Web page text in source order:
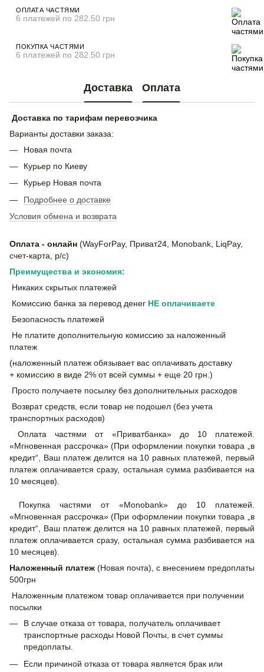
ОПЛАТА ЧАСТЯМИ
6 платежей по 282.50 грн
ПОКУПКА ЧАСТЯМИ
6 платежей по 282.50 грн
Доставка Оплата
Доставка по тарифам перевозчика
Варианты доставки заказа:
Новая почта
Курьер по Киеву
Курьер Новая почта
Подробнее о доставке
Условия обмена и возврата
Оплата - онлайн (WayForPay, Приват24, Monobank, LiqPay,
счет-карта, р/с)
Преимущества и экономия:
Никаких скрытых платежей
Комиссию банка за перевод денег НЕ оплачиваете
Безопасность платежей
Не платите дополнительную комиссию за наложенный
платеж
(наложенный платеж обязывает вас оплачивать доставку
+ комиссию в виде 2% от всей суммы + еще 20 грн.)
Просто получаете посылку без дополнительных расходов
Возврат средств, если товар не подошел (без учета
транспортных расходов)
Оплата частями от «Приватбанка» до 10 платежей.
«Мгновенная рассрочка» (При оформлении покупки товара „в
кредит“, Ваш платеж делится на 10 равных платежей, первый
платеж оплачивается сразу, остальная сумма разбивается на
10 месяцев).
Покупка частями от «Monobank» до 10 платежей.
«Мгновенная рассрочка» (При оформлении покупки товара „в
кредит“, Ваш платеж делится на 10 равных платежей, первый
платеж оплачивается сразу, остальная сумма разбивается на
10 месяцев).
Наложенный платеж (Новая почта), с внесением предоплаты
500грн
Наложенным платежом товар оплачивается при получении
посылки
В случае отказа от товара, получатель оплачивает
транспортные расходы Новой Почты, в счет суммы
предоплаты.
Если причиной отказа от товара является брак или